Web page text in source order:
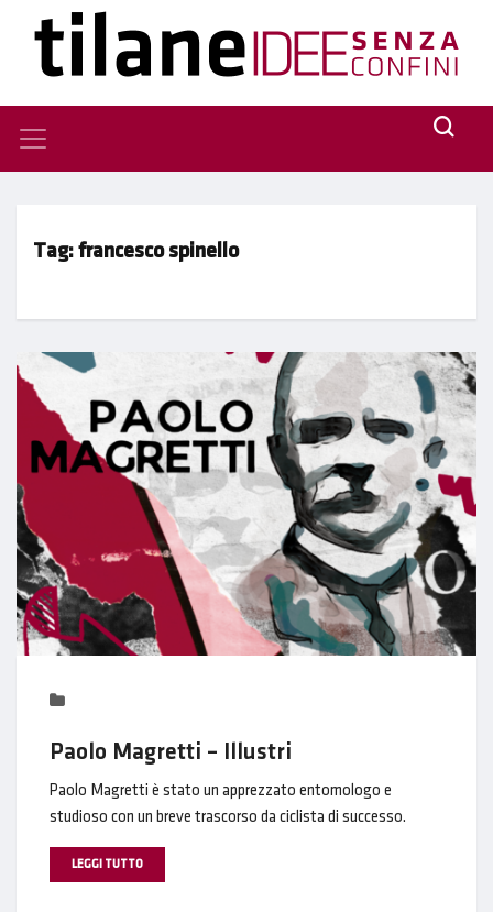
Tag: francesco spinello
Paolo Magretti – Illustri
Paolo Magretti è stato un apprezzato entomologo e
studioso con un breve trascorso da ciclista di successo.
LEGGI TUTTO